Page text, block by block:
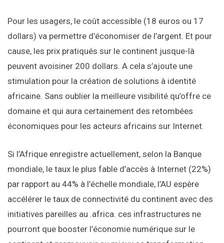
Pour les usagers, le coût accessible (18 euros ou 17
dollars) va permettre d’économiser de l’argent. Et pour
cause, les prix pratiqués sur le continent jusque-là
peuvent avoisiner 200 dollars. A cela s’ajoute une
stimulation pour la création de solutions à identité
africaine. Sans oublier la meilleure visibilité qu’offre ce
domaine et qui aura certainement des retombées
économiques pour les acteurs africains sur Internet.
Si l’Afrique enregistre actuellement, selon la Banque
mondiale, le taux le plus fable d’accès à Internet (22%)
par rapport au 44% à l’échelle mondiale, l’AU espère
accélérer le taux de connectivité du continent avec des
initiatives pareilles au .africa. ces infrastructures ne
pourront que booster l’économie numérique sur le